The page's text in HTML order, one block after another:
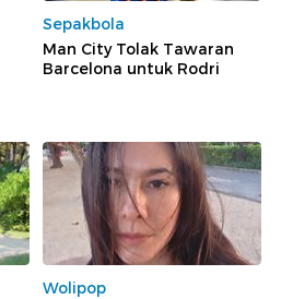
Sepakbola
Man City Tolak Tawaran
Barcelona untuk Rodri
Wolipop